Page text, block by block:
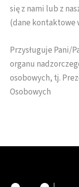
się z nami lub z
(dane kontaktowe
Przysługuje Pani/
organu
osobowych, tj.
Osobowych